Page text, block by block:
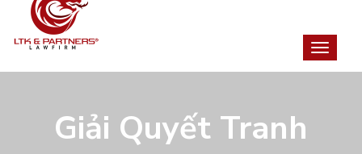
Giải Quyết Tranh